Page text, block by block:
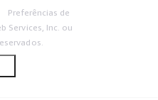
Preferências de
Services, Inc. ou